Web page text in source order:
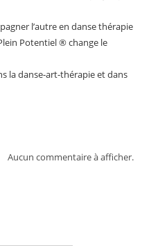
l’autre en danse thérapie
Potentiel ® change le
la danse-art-thérapie et dans
Aucun commentaire à afficher.